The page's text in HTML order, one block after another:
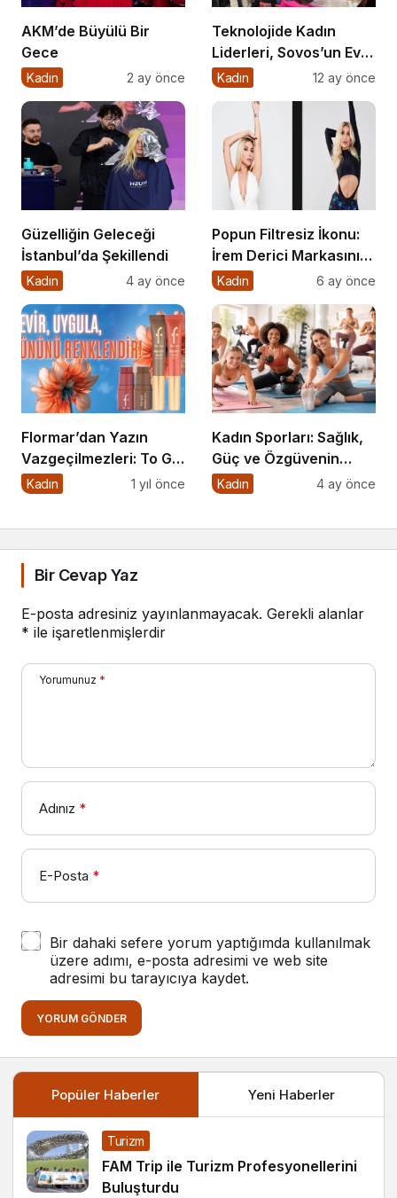
AKM’de Büyülü Bir
Gece
Kadın 2 ay önce
Teknolojide Kadın
Liderleri, Sovos’un Ev
Sahipliğinde Bir Araya
Kadın 12 ay önce
Güzelliğin Geleceği
İstanbul’da Şekillendi
Kadın 4 ay önce
Popun Filtresiz İkonu:
İrem Derici Markasının
Genetik Kodları
Kadın 6 ay önce
Flormar’dan Yazın
Vazgeçilmezleri: To Go
Blush & To Go Bronzer
Kadın 1 yıl önce
Kadın Sporları: Sağlık,
Güç ve Özgüvenin
Anahtarı
Kadın 4 ay önce
Bir Cevap Yaz
E-posta adresiniz yayınlanmayacak. Gerekli alanlar
* ile işaretlenmişlerdir
Yorumunuz *
Adınız *
E-Posta *
Bir dahaki sefere yorum yaptığımda kullanılmak
üzere adımı, e-posta adresimi ve web site
adresimi bu tarayıcıya kaydet.
YORUM GÖNDER
Popüler Haberler Yeni Haberler
Turizm
FAM Trip ile Turizm Profesyonellerini
Buluşturdu